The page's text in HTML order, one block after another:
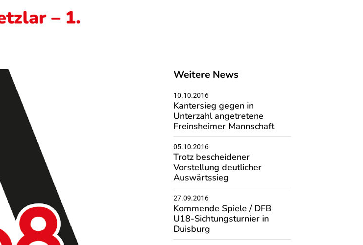
– 1.
Weitere News
10.10.2016
Kantersieg gegen in
Unterzahl angetretene
Freinsheimer Mannschaft
05.10.2016
Trotz bescheidener
Vorstellung deutlicher
Auswärtssieg
27.09.2016
Kommende Spiele / DFB
U18-Sichtungsturnier in
Duisburg